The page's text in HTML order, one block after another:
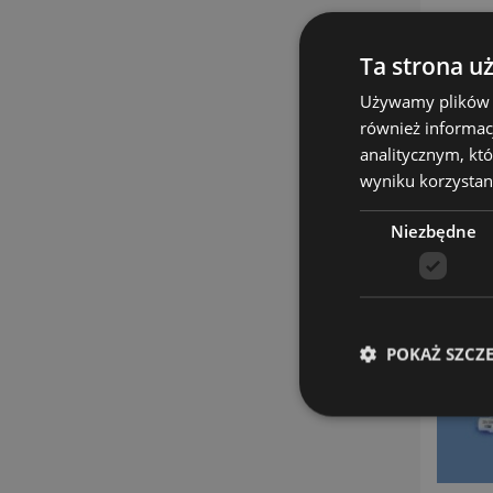
Ta strona
Używamy
również
analitycznym,
wyniku
Niezbędne
POKAŻ